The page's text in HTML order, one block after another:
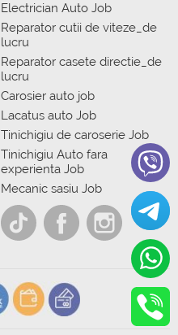
Electrician Auto Job
Reparator cutii de viteze_de
lucru
Reparator casete directie_de
lucru
Carosier auto job
Lacatus auto Job
Tinichigiu de caroserie Job
Tinichigiu Auto fara
experienta Job
Mecanic sasiu Job